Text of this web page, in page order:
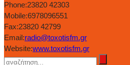
Phone:23820 42303
Mobile:6978096551
Fax:23820 42799
Email:radio@toxotisfm.gr
Website:www.toxotisfm.gr